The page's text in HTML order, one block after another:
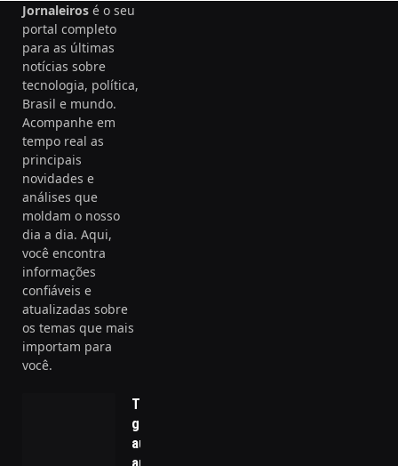
Jornaleiros é o seu
portal completo
para as últimas
notícias sobre
tecnologia, política,
Brasil e mundo.
Acompanhe em
tempo real as
principais
novidades e
análises que
moldam o nosso
dia a dia. Aqui,
você encontra
informações
confiáveis e
atualizadas sobre
os temas que mais
importam para
você.
Tensão
global
aumenta